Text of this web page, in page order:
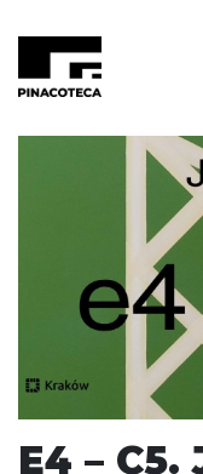
E4 – C5.